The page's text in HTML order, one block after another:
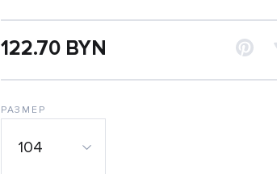
122.70 BYN
РАЗМЕР
104